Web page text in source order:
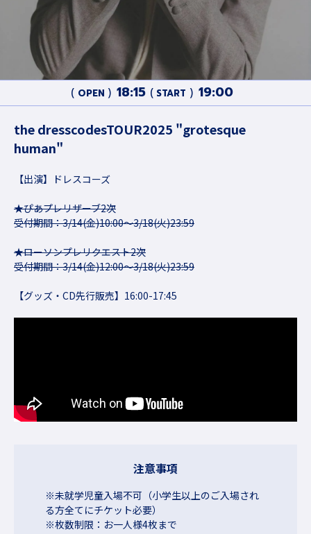
OPEN 18:15 START 19:00
the dresscodesTOUR2025 "grotesque
human"
【出演】ドレスコーズ
★ぴあプレリザーブ2次
受付期間：3/14(金)10:00〜3/18(火)23:59
★ローソンプレリクエスト2次
受付期間：3/14(金)12:00〜3/18(火)23:59
【グッズ・CD先行販売】16:00-17:45
注意事項
※未就学児童入場不可（小学生以上のご入場され
る方全てにチケット必要）
※枚数制限：お一人様4枚まで